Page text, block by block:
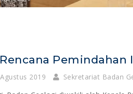
Pemindahan
2019
Sekretariat Badan